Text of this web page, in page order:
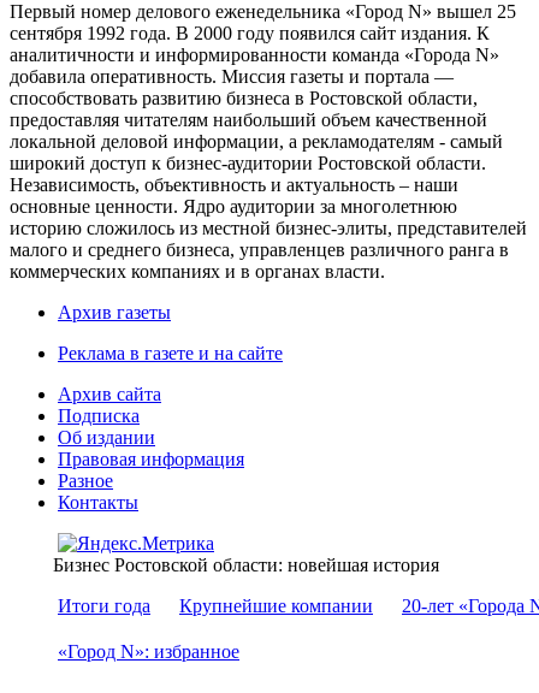
Первый номер делового еженедельника «Город N» вышел 25
сентября 1992 года. В 2000 году появился сайт издания. К
аналитичности и информированности команда «Города N»
добавила оперативность. Миссия газеты и портала —
способствовать развитию бизнеса в Ростовской области,
предоставляя читателям наибольший объем качественной
локальной деловой информации, а рекламодателям - самый
широкий доступ к бизнес-аудитории Ростовской области.
Независимость, объективность и актуальность – наши
основные ценности. Ядро аудитории за многолетнюю
историю сложилось из местной бизнес-элиты, представителей
малого и среднего бизнеса, управленцев различного ранга в
коммерческих компаниях и в органах власти.
Архив газеты
Реклама в газете и на сайте
Архив сайта
Подписка
Об издании
Правовая информация
Разное
Контакты
Бизнес Ростовской области: новейшая история
Итоги года
Крупнейшие компании 20-лет «Города
«Город N»: избранное